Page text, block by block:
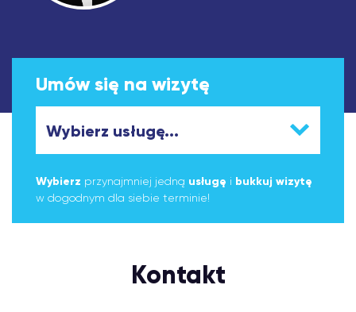
Umów się na wizytę
Wybierz przynajmniej jedną usługę i bukkuj wizytę
w dogodnym dla siebie terminie!
Kontakt